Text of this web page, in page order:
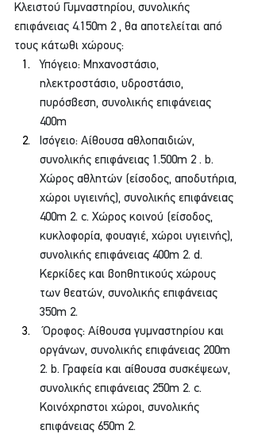
Κλειστού Γυμναστηρίου, συνολικής
επιφάνειας 4.150m 2 , θα αποτελείται από
τους κάτωθι χώρους:
Υπόγειο: Μηχανοστάσιο,
ηλεκτροστάσιο, υδροστάσιο,
πυρόσβεση, συνολικής επιφάνειας
400m
Ισόγειο: Αίθουσα αθλοπαιδιών,
συνολικής επιφάνειας 1.500m 2 . b.
Χώρος αθλητών (είσοδος, αποδυτήρια,
χώροι υγιεινής), συνολικής επιφάνειας
400m 2. c. Χώρος κοινού (είσοδος,
κυκλοφορία, φουαγιέ, χώροι υγιεινής),
συνολικής επιφάνειας 400m 2. d.
Κερκίδες και βοηθητικούς χώρους
των θεατών, συνολικής επιφάνειας
350m 2.
Όροφος: Αίθουσα γυμναστηρίου και
οργάνων, συνολικής επιφάνειας 200m
2. b. Γραφεία και αίθουσα συσκέψεων,
συνολικής επιφάνειας 250m 2. c.
Κοινόχρηστοι χώροι, συνολικής
επιφάνειας 650m 2.